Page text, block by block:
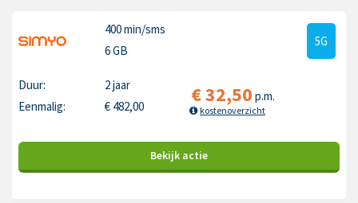
400 min/sms
6 GB
5G
Duur:
2 jaar
Eenmalig:
€ 482,00 €32,50 p.m.
kostenoverzicht
Bekijk actie